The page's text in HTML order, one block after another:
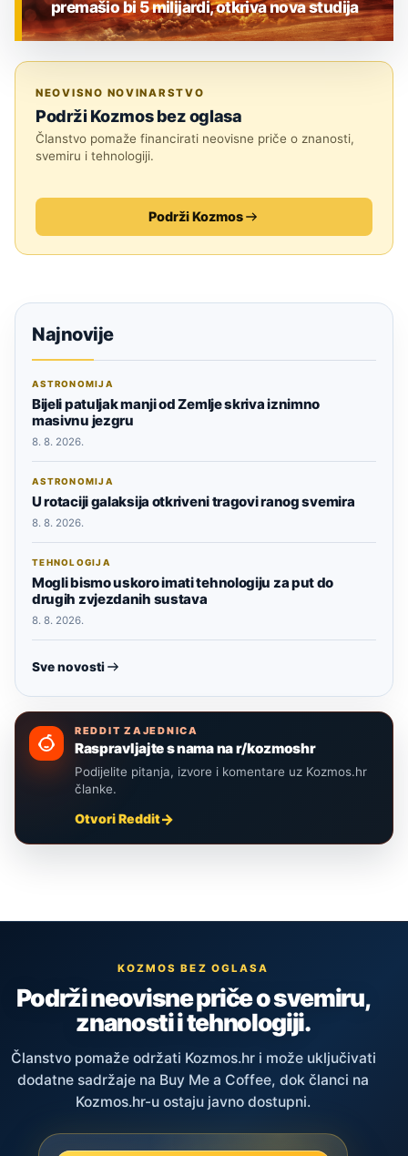
premašio bi 5 milijardi, otkriva nova studija
NEOVISNO NOVINARSTVO
Podrži Kozmos bez oglasa
Članstvo pomaže financirati neovisne priče o znanosti,
svemiru i tehnologiji.
Podrži Kozmos
Najnovije
ASTRONOMIJA
Bijeli patuljak manji od Zemlje skriva iznimno
masivnu jezgru
8. 8. 2026.
ASTRONOMIJA
U rotaciji galaksija otkriveni tragovi ranog svemira
8. 8. 2026.
TEHNOLOGIJA
Mogli bismo uskoro imati tehnologiju za put do
drugih zvjezdanih sustava
8. 8. 2026.
Sve novosti
REDDIT ZAJEDNICA
Raspravljajte s nama na r/kozmoshr
Podijelite pitanja, izvore i komentare uz Kozmos.hr
članke.
Otvori Reddit
KOZMOS BEZ OGLASA
Podrži neovisne priče o svemiru,
znanosti i tehnologiji.
Članstvo pomaže održati Kozmos.hr i može uključivati
dodatne sadržaje na Buy Me a Coffee, dok članci na
Kozmos.hr-u ostaju javno dostupni.